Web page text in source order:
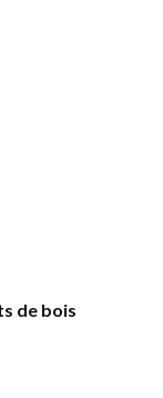
de bois